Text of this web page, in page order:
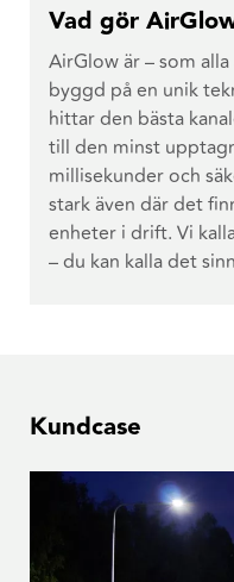
Vad gör
AirGlow är – som
byggd på en unik
hittar den bästa
till den minst
millisekunder och
stark även där det
enheter i drift. Vi
– du kan kalla det
Kundcase